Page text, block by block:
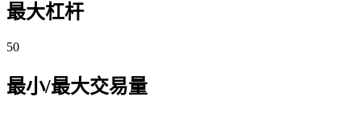
最大杠杆
50
最小/最大交易量